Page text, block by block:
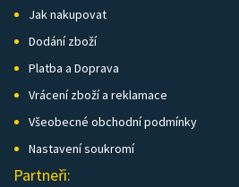
Jak nakupovat
Dodání zboží
Platba a Doprava
Vrácení zboží a reklamace
Všeobecné obchodní podmínky
Nastavení soukromí
Partneři: